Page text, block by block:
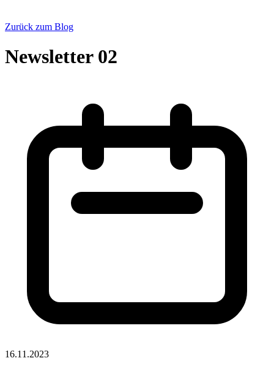
Zurück zum Blog
Newsletter 02
16.11.2023